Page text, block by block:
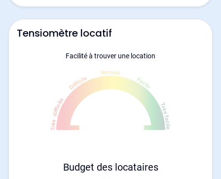
Tensiomètre locatif
Facilité à trouver une location
Budget des locataires